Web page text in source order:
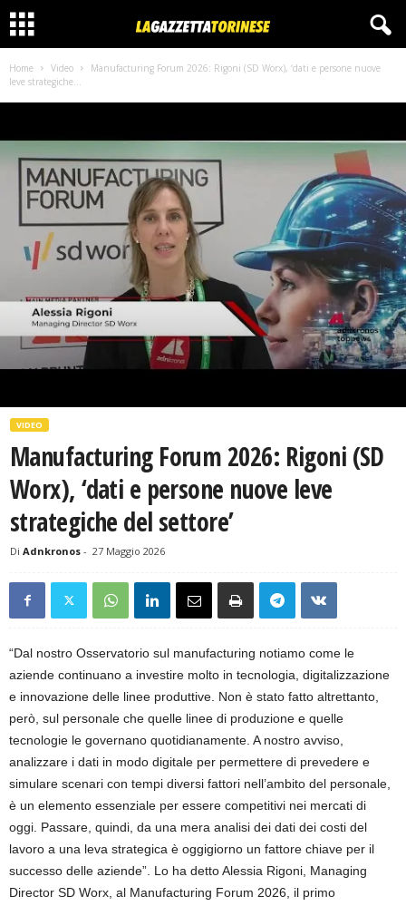
Home Video
Manufacturing Forum 2026: Rigoni (SD Worx), ‘dati e persone nuove
leve strategiche...
VIDEO
Manufacturing Forum 2026: Rigoni (SD
Worx), ‘dati e persone nuove leve
strategiche del settore’
Di Adnkronos - 27 Maggio 2026
“Dal nostro Osservatorio sul manufacturing notiamo come le
aziende continuano a investire molto in tecnologia, digitalizzazione
e innovazione delle linee produttive. Non è stato fatto altrettanto,
però, sul personale che quelle linee di produzione e quelle
tecnologie le governano quotidianamente. A nostro avviso,
analizzare i dati in modo digitale per permettere di prevedere e
simulare scenari con tempi diversi fattori nell’ambito del personale,
è un elemento essenziale per essere competitivi nei mercati di
oggi. Passare, quindi, da una mera analisi dei dati dei costi del
lavoro a una leva strategica è oggigiorno un fattore chiave per il
successo delle aziende”. Lo ha detto Alessia Rigoni, Managing
Director SD Worx, al Manufacturing Forum 2026, il primo